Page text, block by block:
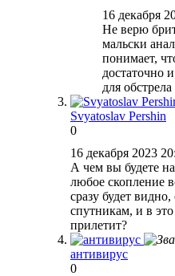
16 декабря
Не верю
мальски
понимает,
достаточно
для
Svyatoslav Pershin
0
16 декабря 2023
А чем вы будете
любое скопление
сразу будет
спутникам, и в
прилетит?
антивирус
0